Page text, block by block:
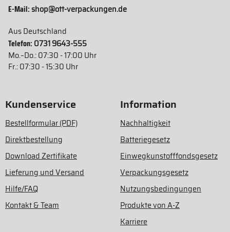
E-Mail:shop@ott-verpackungen.de
Aus Deutschland
Telefon: 0731 9643-555
Mo.–Do.: 07:30 - 17:00 Uhr
Fr.: 07:30 - 15:30 Uhr
Kundenservice
Bestellformular (PDF)
Direktbestellung
Download Zertifikate
Lieferung und Versand
Hilfe/FAQ
Kontakt & Team
Information
Nachhaltigkeit
Batteriegesetz
Einwegkunstofffondsgesetz
Verpackungsgesetz
Nutzungsbedingungen
Produkte von A-Z
Karriere